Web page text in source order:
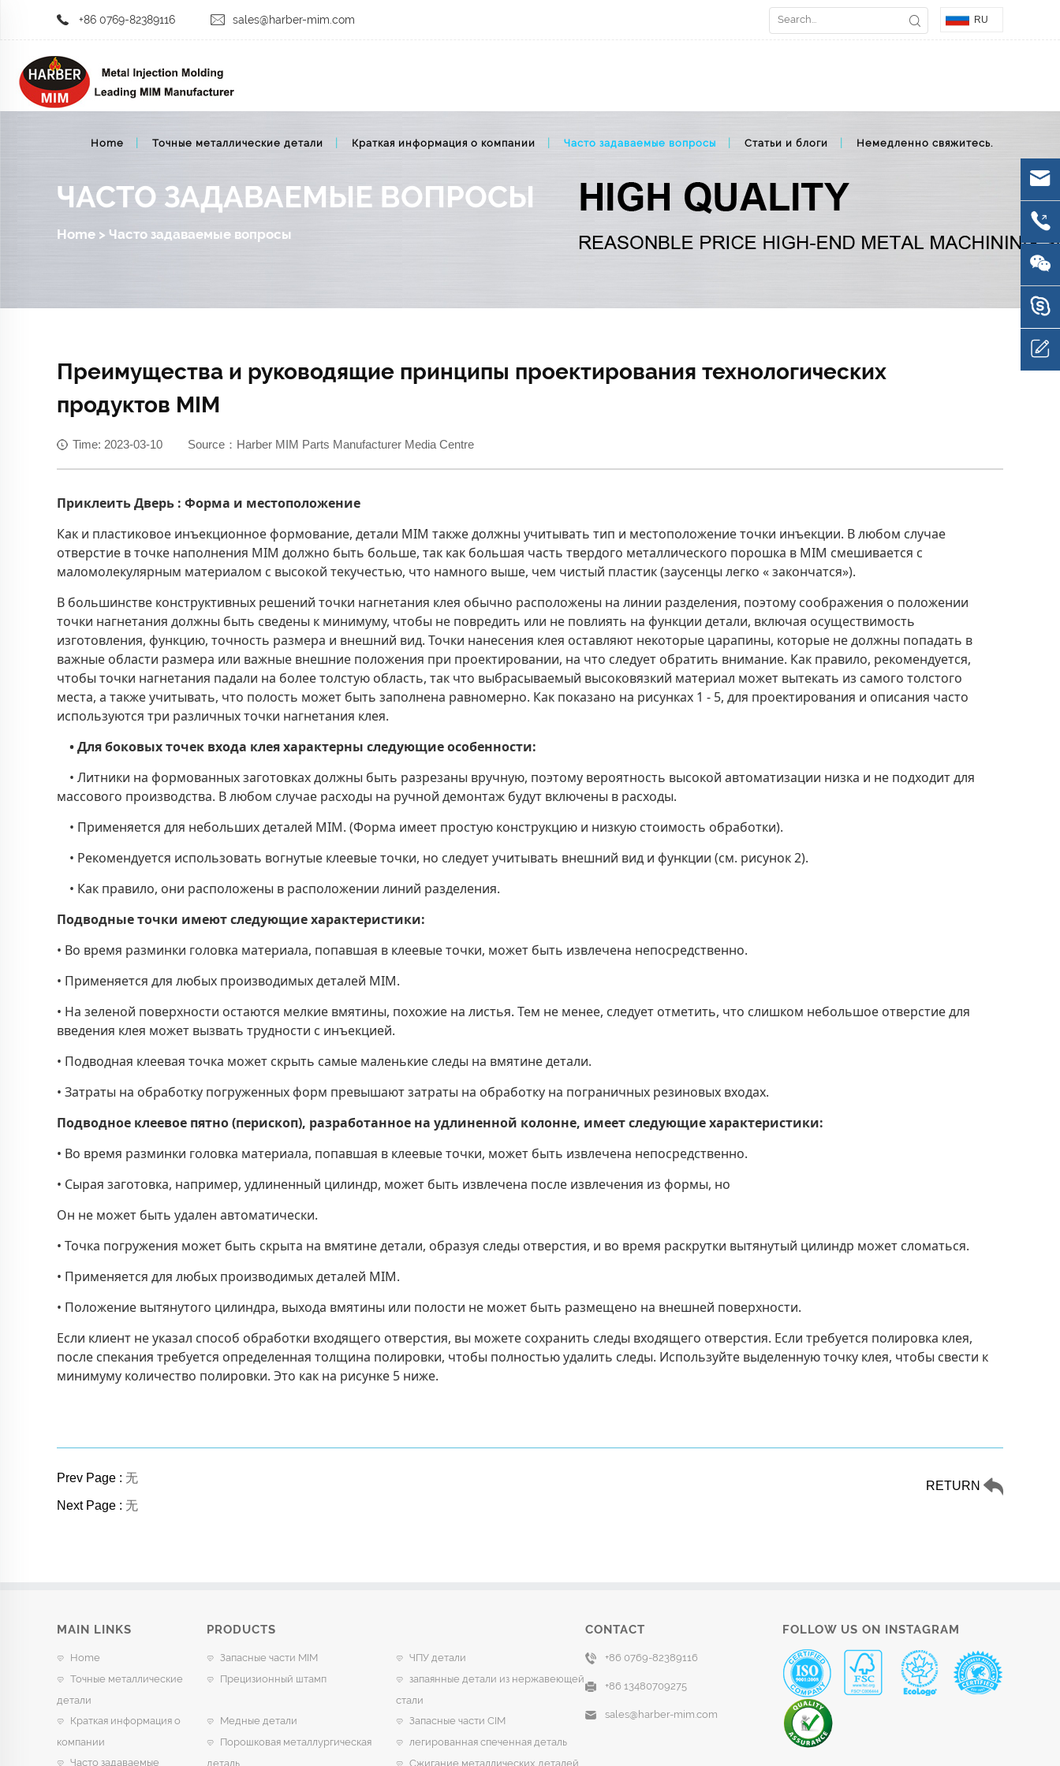
+86 0769-82389116 sales@harber-mim.com RU
Home Точные металлические детали Краткая информация о компании Часто задаваемые вопросы Статьи и блоги Немедленно свяжитесь.
ЧАСТО ЗАДАВАЕМЫЕ ВОПРОСЫ
Home > Часто задаваемые вопросы
Преимущества и руководящие принципы проектирования технологических
продуктов MIM
Time: 2023-03-10 Source：Harber MIM Parts Manufacturer Media Centre
ПриклеитьДверь : Форма и местоположение
Как и пластиковое инъекционное формование, детали MIM также должны учитывать тип и местоположение точки инъекции. В любом случае
отверстие в точке наполнения MIM должно быть больше, так как большая часть твердого металлического порошка в MIM смешивается с
маломолекулярным материалом с высокой текучестью, что намного выше, чем чистый пластик (заусенцы легко « закончатся»).
В большинстве конструктивных решений точки нагнетания клея обычно расположены на линии разделения, поэтому соображения о положении
точки нагнетания должны быть сведены к минимуму, чтобы не повредить или не повлиять на функции детали, включая осуществимость
изготовления, функцию, точность размера и внешний вид. Точки нанесения клея оставляют некоторые царапины, которые не должны попадать в
важные области размера или важные внешние положения при проектировании, на что следует обратить внимание. Как правило, рекомендуется,
чтобы точки нагнетания падали на более толстую область, так что выбрасываемый высоковязкий материал может вытекать из самого толстого
места, а также учитывать, что полость может быть заполнена равномерно. Как показано на рисунках 1 - 5, для проектирования и описания часто
используются три различных точки нагнетания клея.
• Для боковых точек входа клея характерны следующие особенности:
• Литники на формованных заготовках должны быть разрезаны вручную, поэтому вероятность высокой автоматизации низка и не подходит для
массового производства. В любом случае расходы на ручной демонтаж будут включены в расходы.
• Применяется для небольших деталей MIM. (Форма имеет простую конструкцию и низкую стоимость обработки).
• Рекомендуется использовать вогнутые клеевые точки, но следует учитывать внешний вид и функции (см. рисунок 2).
• Как правило, они расположены в расположении линий разделения.
Подводные точки имеют следующие характеристики:
• Во время разминки головка материала, попавшая в клеевые точки, может быть извлечена непосредственно.
• Применяется для любых производимых деталей MIM.
• На зеленой поверхности остаются мелкие вмятины, похожие на листья. Тем не менее, следует отметить, что слишком небольшое отверстие для
введения клея может вызвать трудности с инъекцией.
• Подводная клеевая точка может скрыть самые маленькие следы на вмятине детали.
• Затраты на обработку погруженных форм превышают затраты на обработку на пограничных резиновых входах.
Подводное клеевое пятно (перископ), разработанное на удлиненной колонне, имеет следующие характеристики:
• Во время разминки головка материала, попавшая в клеевые точки, может быть извлечена непосредственно.
• Сырая заготовка, например, удлиненный цилиндр, может быть извлечена после извлечения из формы, но
Он не может быть удален автоматически.
• Точка погружения может быть скрыта на вмятине детали, образуя следы отверстия, и во время раскрутки вытянутый цилиндр может сломаться.
• Применяется для любых производимых деталей MIM.
• Положение вытянутого цилиндра, выхода вмятины или полости не может быть размещено на внешней поверхности.
Если клиент не указал способ обработки входящего отверстия, вы можете сохранить следы входящего отверстия. Если требуется полировка клея,
после спекания требуется определенная толщина полировки, чтобы полностью удалить следы. Используйте выделенную точку клея, чтобы свести к
минимуму количество полировки. Это как на рисунке 5 ниже.
Prev Page : 无
Next Page : 无
RETURN
MAIN LINKS
Home
Точные металлические
детали
Краткая информация о
компании
Часто задаваемые
PRODUCTS
Запасные части MIM
ЧПУ детали
Прецизионный штамп
запаянные детали из нержавеющей
стали
Медные детали
Запасные части CIM
Порошковая металлургическая
деталь
легированная спеченная деталь
Сжигание металлических деталей
CONTACT
+86 0769-82389116
+86 13480709275
sales@harber-mim.com
FOLLOW US ON INSTAGRAM